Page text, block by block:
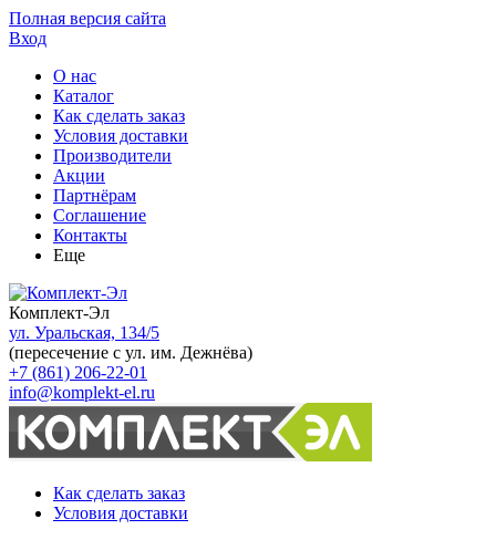
Полная версия сайта
Вход
О нас
Каталог
Как сделать заказ
Условия доставки
Производители
Акции
Партнёрам
Соглашение
Контакты
Еще
Комплект-Эл
ул. Уральская, 134/5
(пересечение с ул. им. Дежнёва)
+7 (861) 206-22-01
info@komplekt-el.ru
Как сделать заказ
Условия доставки